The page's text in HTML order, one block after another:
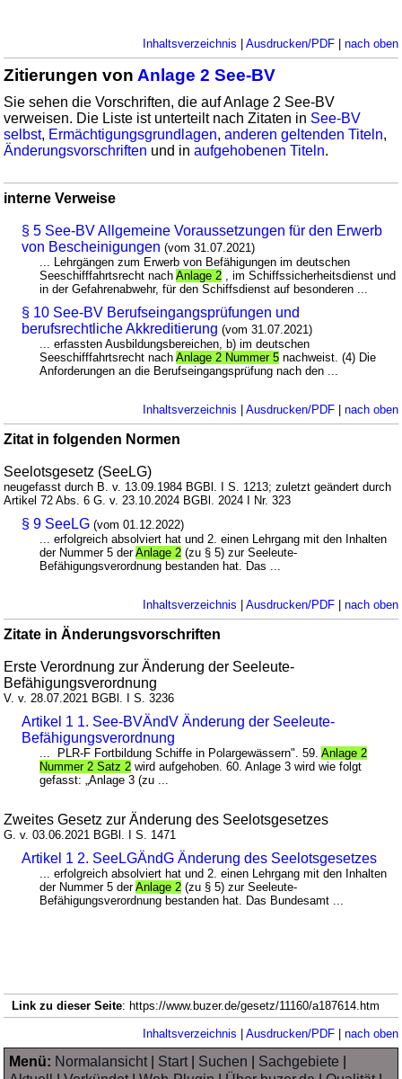
Inhaltsverzeichnis Ausdrucken/PDF| nach oben
Zitierungen von Anlage 2 See-BV
Sie sehen die Vorschriften, die auf Anlage 2 See-BV
verweisen. Die Liste ist unterteilt nach Zitaten in See-BV
selbst, Ermächtigungsgrundlagen,anderen geltenden Titeln,
Änderungsvorschriften und inaufgehobenen Titeln.
interne Verweise
§ 5 See-BV Allgemeine Voraussetzungen für den Erwerb
von Bescheinigungen (vom 31.07.2021)
... Lehrgängen zum Erwerb von Befähigungen im deutschen
Seeschifffahrtsrecht nachAnlage 2 , im Schiffssicherheitsdienst und
in der Gefahrenabwehr, für den Schiffsdienst auf besonderen ...
§ 10 See-BV Berufseingangsprüfungen und
berufsrechtliche Akkreditierung (vom 31.07.2021)
... erfassten Ausbildungsbereichen, b) im deutschen
Seeschifffahrtsrecht nachAnlage 2 Nummer 5 nachweist. (4) Die
Anforderungen an die Berufseingangsprüfung nach den ...
Inhaltsverzeichnis Ausdrucken/PDF| nach oben
Zitat in folgenden Normen
Seelotsgesetz (SeeLG)
neugefasst durch B. v. 13.09.1984 BGBl. I S. 1213; zuletzt geändert durch
Artikel 72 Abs. 6 G. v. 23.10.2024 BGBl. 2024 I Nr. 323
§ 9 SeeLG (vom 01.12.2022)
... erfolgreich absolviert hat und 2. einen Lehrgang mit den Inhalten
der Nummer 5 derAnlage 2 (zu § 5) zur Seeleute-
Befähigungsverordnung bestanden hat. Das ...
Inhaltsverzeichnis Ausdrucken/PDF| nach oben
Zitate in Änderungsvorschriften
Erste Verordnung zur Änderung der Seeleute-
Befähigungsverordnung
V. v. 28.07.2021 BGBl. I S. 3236
Artikel 1 1. See-BVÄndV Änderung der Seeleute-
Befähigungsverordnung
... PLR-F Fortbildung Schiffe in Polargewässern". 59.Anlage 2
Nummer 2 Satz 2 wird aufgehoben. 60. Anlage 3 wird wie folgt
gefasst: „Anlage 3 (zu ...
Zweites Gesetz zur Änderung des Seelotsgesetzes
G. v. 03.06.2021 BGBl. I S. 1471
Artikel 1 2. SeeLGÄndG Änderung des Seelotsgesetzes
... erfolgreich absolviert hat und 2. einen Lehrgang mit den Inhalten
der Nummer 5 derAnlage 2 (zu § 5) zur Seeleute-
Befähigungsverordnung bestanden hat. Das Bundesamt ...
Link zu dieser Seite: https://www.buzer.de/gesetz/11160/a187614.htm
Inhaltsverzeichnis Ausdrucken/PDF| nach oben
Menü: Normalansicht| Start| Suchen Sachgebiete